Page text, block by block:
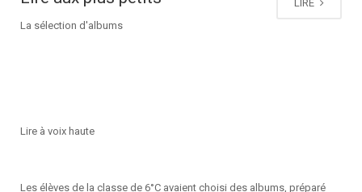
LIRE
La sélection d'albums
Lire à voix haute
Les élèves de la classe de 6°C avaient choisi des albums, préparé